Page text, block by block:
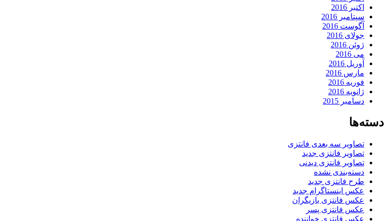
اکتبر 2016
سپتامبر 2016
آگوست 2016
جولای 2016
ژوئن 2016
می 2016
آوریل 2016
مارس 2016
فوریه 2016
ژانویه 2016
دسامبر 2015
دسته‌ها
تصاویر سه بعدی فانتزی
تصاویر فانتزی جدید
تصاویر فانتزی دیدنی
دسته‌بندی نشده
طرح فانتزی جدید
عکس اینستاگرام جدید
عکس فانتزی بازیگران
عکس فانتزی پسر
عکس فانتزی خواننده